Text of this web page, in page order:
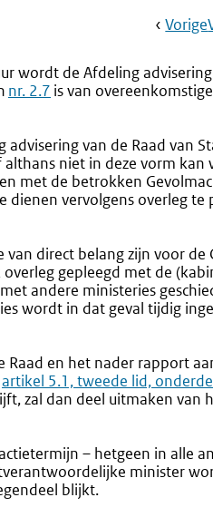
Book
Ga
Vorige
wordt de Afdeling
nr. 2.7 is van overeenkomstige
van de Raad van
niet in deze vorm kan
met de betrokken
dienen vervolgens overleg te
direct belang zijn voor de
gepleegd met de
andere ministeries
wordt in dat geval tijdig
Raad en het nader rapport
Externe
link:
artikel 5.1, tweede lid,
zal dan deel uitmaken van
– hetgeen in alle
minister
blijkt.